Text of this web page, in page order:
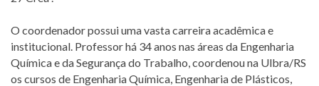
O coordenador possui uma vasta carreira acadêmica e
institucional. Professor há 34 anos nas áreas da Engenharia
Química e da Segurança do Trabalho, coordenou na Ulbra/RS
os cursos de Engenharia Química, Engenharia de Plásticos,